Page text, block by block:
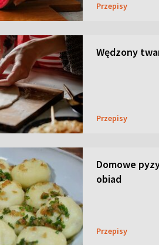
Przepisy
Wędzony
Przepisy
Domowe
obiad
Przepisy